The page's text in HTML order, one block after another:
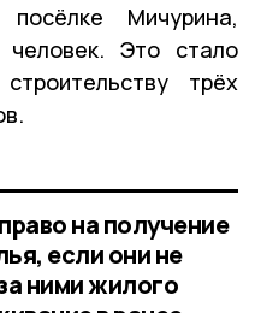
Мичурина,
человек. Это стало
трёх
на получение
если они не
ними жилого